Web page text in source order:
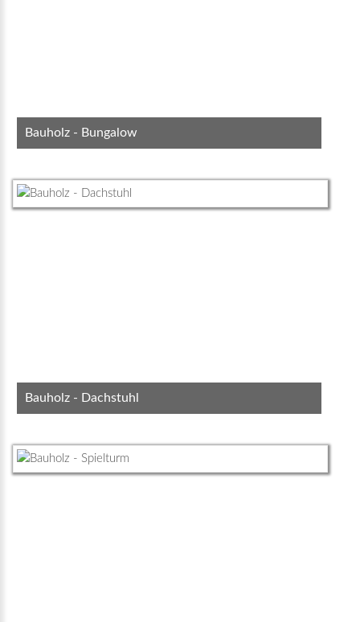
Bauholz - Bungalow
Bauholz - Dachstuhl